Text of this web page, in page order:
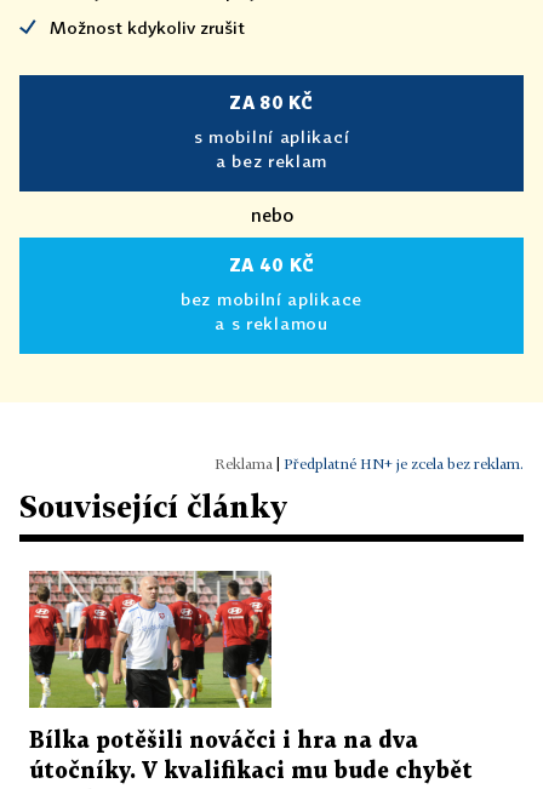
Možnost kdykoliv zrušit
ZA 80 KČ
s mobilní aplikací
a bez reklam
nebo
ZA 40 KČ
bez mobilní aplikace
a s reklamou
Předplatné HN+ je zcela bez reklam.
Související články
Bílka potěšili nováčci i hra na dva
útočníky. V kvalifikaci mu bude chybět